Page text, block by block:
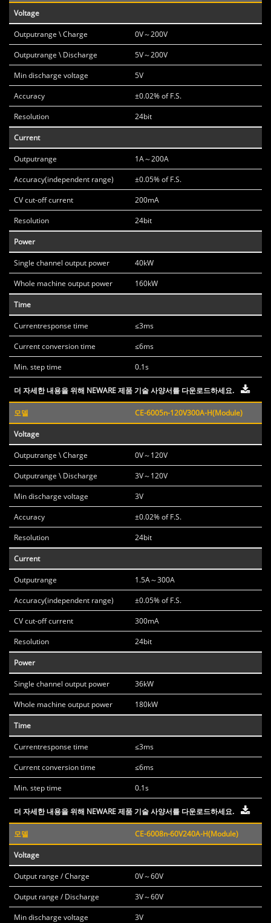
Voltage
Outputrange \ Charge
0V～200V
Outputrange \ Discharge
5V～200V
Min discharge voltage
5V
Accuracy
±0.02% of F.S.
Resolution
24bit
Current
Outputrange
1A～200A
Accuracy(independent range)
±0.05% of F.S.
CV cut-off current
200mA
Resolution
24bit
Power
Single channel output power
40kW
Whole machine output power
160kW
Time
Currentresponse time
≤3ms
Current conversion time
≤6ms
Min. step time
0.1s
더 자세한 내용을 위해 NEWARE 제품 기술 사양서를 다운로드하세요.
모델 CE-6005n-120V300A-H(Module)
Voltage
Outputrange \ Charge
0V～120V
Outputrange \ Discharge
3V～120V
Min discharge voltage
3V
Accuracy
±0.02% of F.S.
Resolution
24bit
Current
Outputrange
1.5A～300A
Accuracy(independent range)
±0.05% of F.S.
CV cut-off current
300mA
Resolution
24bit
Power
Single channel output power
36kW
Whole machine output power
180kW
Time
Currentresponse time
≤3ms
Current conversion time
≤6ms
Min. step time
0.1s
더 자세한 내용을 위해 NEWARE 제품 기술 사양서를 다운로드하세요.
모델 CE-6008n-60V240A-H(Module)
Voltage
Output range / Charge
0V～60V
Output range / Discharge
3V～60V
Min discharge voltage
3V